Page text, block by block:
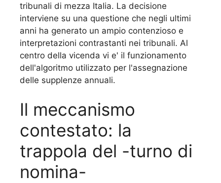
tribunali di mezza Italia. La decisione
interviene su una questione che negli ultimi
anni ha generato un ampio contenzioso e
interpretazioni contrastanti nei tribunali. Al
centro della vicenda vi e' il funzionamento
dell'algoritmo utilizzato per l'assegnazione
delle supplenze annuali.
Il meccanismo
contestato: la
trappola del -turno di
nomina-